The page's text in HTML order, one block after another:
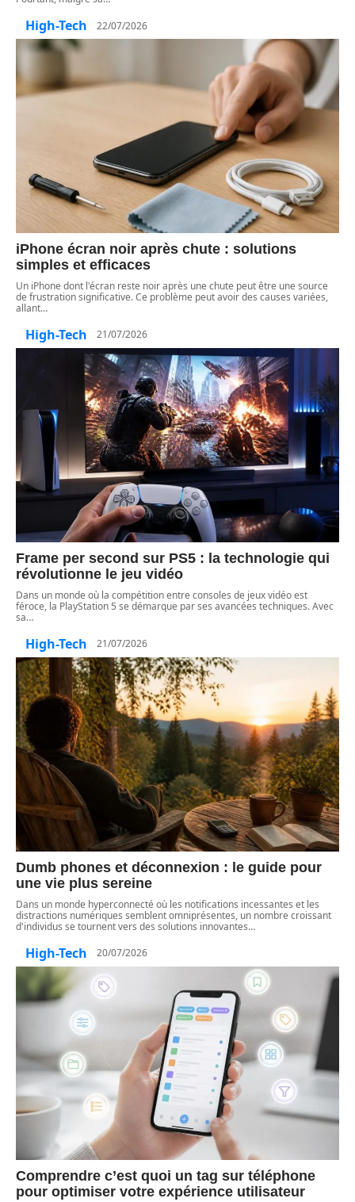
High-Tech 22/07/2026
iPhone écran noir après chute : solutions
simples et efficaces
Un iPhone dont l'écran reste noir après une chute peut être une source
de frustration significative. Ce problème peut avoir des causes variées,
allant…
High-Tech 21/07/2026
Frame per second sur PS5 : la technologie qui
révolutionne le jeu vidéo
Dans un monde où la compétition entre consoles de jeux vidéo est
féroce, la PlayStation 5 se démarque par ses avancées techniques. Avec
sa…
High-Tech 21/07/2026
Dumb phones et déconnexion : le guide pour
une vie plus sereine
Dans un monde hyperconnecté où les notifications incessantes et les
distractions numériques semblent omniprésentes, un nombre croissant
d'individus se tournent vers des solutions innovantes…
High-Tech 20/07/2026
Comprendre c’est quoi un tag sur téléphone
pour optimiser votre expérience utilisateur